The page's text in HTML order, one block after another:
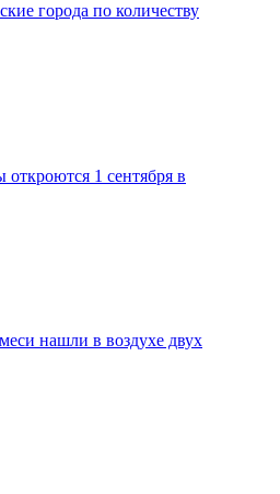
города по количеству
1 сентября в
нашли в воздухе двух